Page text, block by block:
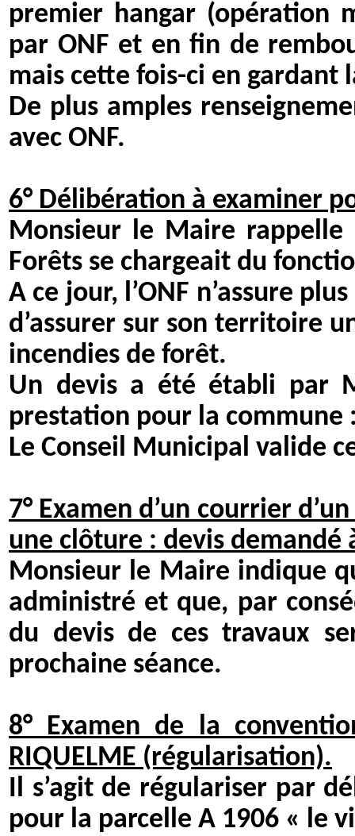
premier hangar (opération
par ONF et en fin de
mais cette fois-ci en
De plus amples
avec ONF.
6° Délibération à examiner
Monsieur le Maire rappelle
Forêts se chargeait du
A ce jour, l’ONF n’assure
d’assurer sur son territoire
incendies de forêt.
Un devis a été établi par
prestation pour la commune
Le Conseil Municipal valide
7° Examen d’un courrier
une clôture : devis demandé
Monsieur le Maire indique
administré et que, par
du devis de ces travaux
prochaine séance.
8° Examen de la
RIQUELME (régularisation).
Il s’agit de régulariser par
pour la parcelle A 1906 « le